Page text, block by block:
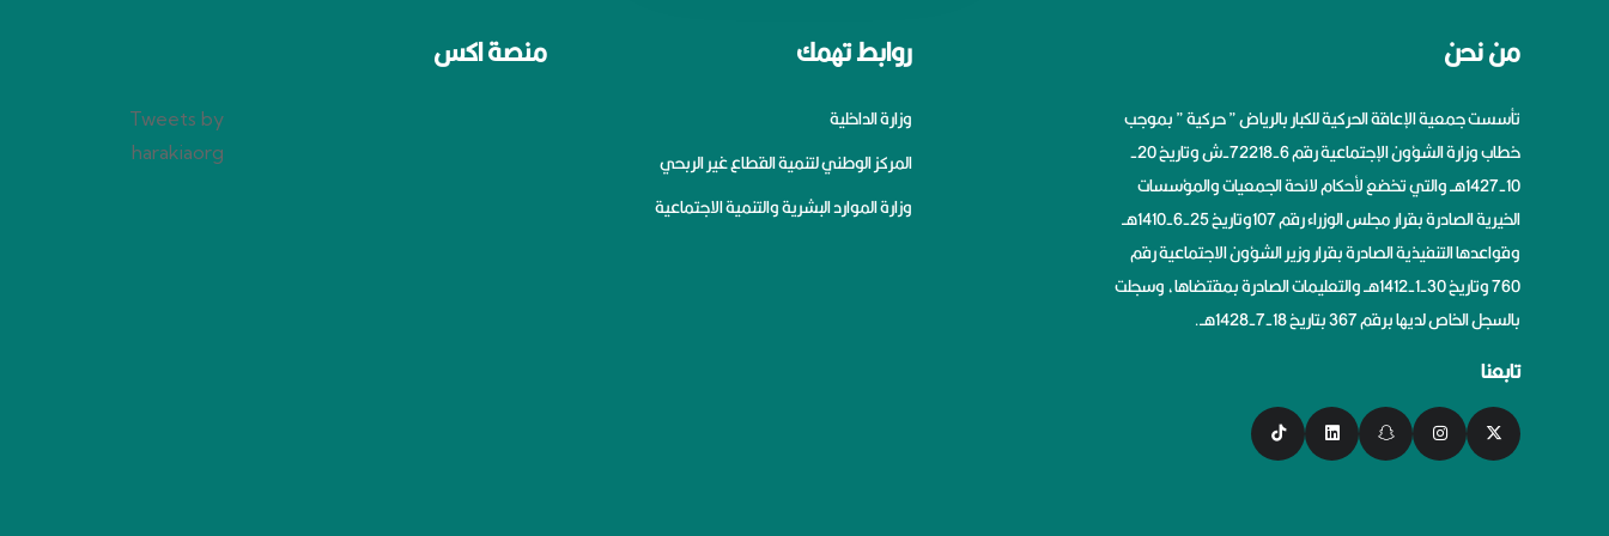
من نحن
تأسست جمعية الإعاقة الحركية للكبار بالرياض ” حركية ” بموجب
خطاب وزارة الشؤون الإجتماعية رقم 6-72218-ش وتاريخ 20-
10-1427هــ والتي تخضع لأحكام لائحة الجمعيات والمؤسسات
الخيرية الصادرة بقرار مجلس الوزراء رقم 107وتاريخ 25-6-1410هــ
وقواعدها التنفيذية الصادرة بقرار وزير الشؤون الاجتماعية رقم
760 وتاريخ 30-1-1412هــ والتعليمات الصادرة بمقتضاها، وسجلت
بالسجل الخاص لديها برقم 367 بتاريخ 18-7-1428هــ.
تابعنا
روابط تهمك
وزارة الداخلية
المركز الوطني لتنمية القطاع غير الربحي
وزارة الموارد البشرية والتنمية الاجتماعية
منصة اكس
Tweets by
harakiaorg